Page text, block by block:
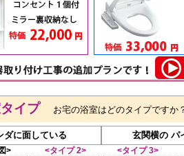
タイプ お宅の浴室はどのタイプですか
ダに面している 玄関横の パ
> <タイプ 2>
<タイプ 3>